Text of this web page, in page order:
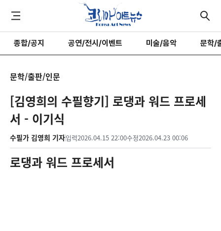
종합/공지 공연/전시/이벤트 미술/음악 문학/
문학/출판/인문
[김영희의 수필향기] 로댕과 워드 프로세
서 - 이기식
수필가 김영희 기자입력2026.04.15 22:00수정2026.04.23 00:06
로댕과 워드 프로세서